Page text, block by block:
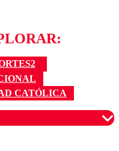
CATÓLICA